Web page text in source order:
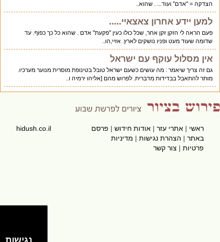
הצדקה = "אדם" ועוד... . שהוא..
למען יידע אחרון צאצאיי.....
פעם הראה לי הזקן זקן אחר, שכל כולו כעין "פקעת" אדם . שהוא כל כך כפוף. עד
שדומה שעוד מעט ופניו נושקים לארץ. אזיי,הו..
אין מסלול עוקף עם ישראל
גם זה צריך שיאמר : מה עושים כשעם ישראל טובל בטינופת מוסרית מנוער מערכיו.
מותר להתאבל בבדידות מדברית. לפרוש מהם [אליהו ירמיה ו..
ראשי|אתרי עזר|אודות חידוש|פרסם
באתר|הצהרת נגישות|מדיניות
פרטיות|צור קשר
hidush.co.il
נגישות